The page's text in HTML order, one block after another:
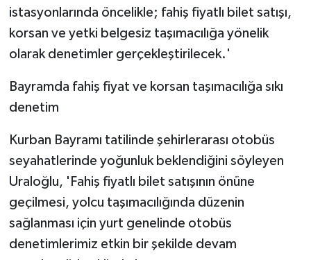
istasyonlarında öncelikle; fahiş fiyatlı bilet satışı,
korsan ve yetki belgesiz taşımacılığa yönelik
olarak denetimler gerçekleştirilecek.'
Bayramda fahiş fiyat ve korsan taşımacılığa sıkı
denetim
Kurban Bayramı tatilinde şehirlerarası otobüs
seyahatlerinde yoğunluk beklendiğini söyleyen
Uraloğlu, 'Fahiş fiyatlı bilet satışının önüne
geçilmesi, yolcu taşımacılığında düzenin
sağlanması için yurt genelinde otobüs
denetimlerimiz etkin bir şekilde devam